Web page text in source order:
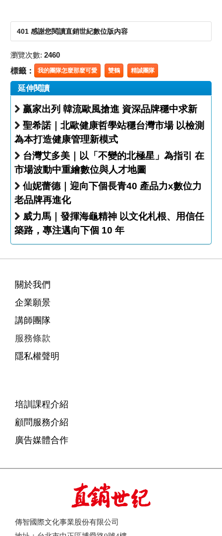
401 感謝您閱讀直銷世紀數位版內容
瀏覽次數: 2460
標籤： 我的團隊怎麼那麼可愛 雙鶴 精誠團隊
延伸閱讀
贏家出列 韓流歐風搶進 資深品牌穩中求新
聖希諾｜北歐健康哲學站穩台灣市場 以檢測
為本打造健康管理新模式
台灣艾多美｜以「不變的北極星」為指引 在
市場波動中重繪數位與人才地圖
仙妮蕾德｜迎向下個長青40 產品力x數位力
老品牌再進化
威力馬｜發揮海龜精神 以文化札根、用信任
築路，專注邁向下個 10 年
關於我們
企業願景
講師團隊
服務條款
隱私權聲明
培訓課程介紹
顧問服務介紹
廣告媒體合作
傳智國際文化事業股份有限公司